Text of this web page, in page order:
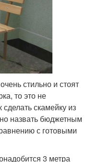
стильно и стоят
то это не
скамейку из
назвать бюджетным
с готовыми
3 метра